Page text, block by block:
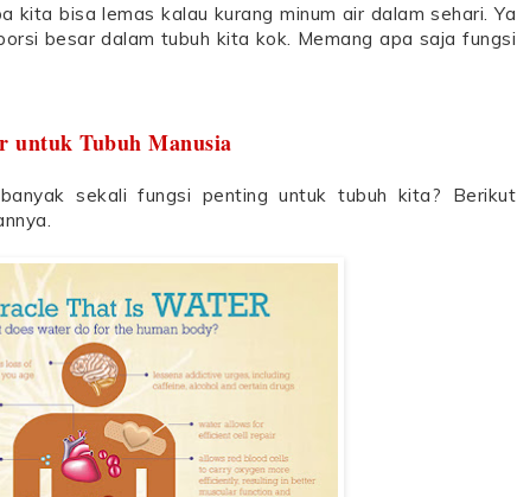
kita bisa lemas kalau kurang minum air dalam sehari. Ya
besar dalam tubuh kita kok. Memang apa saja fungsi
Tubuh Manusia
sekali fungsi penting untuk tubuh kita? Berikut